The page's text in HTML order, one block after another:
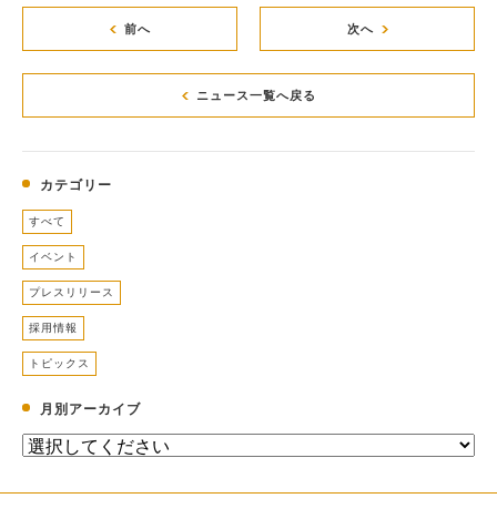
前へ 次へ
ニュース一覧へ戻る
カテゴリー
すべて
イベント
プレスリリース
採用情報
トピックス
月別アーカイブ